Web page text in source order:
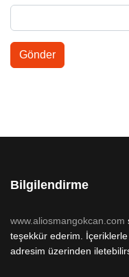
Gönder
Bilgilendirme
www.aliosmangokcan.com
teşekkür ederim.
adresim üzerinden